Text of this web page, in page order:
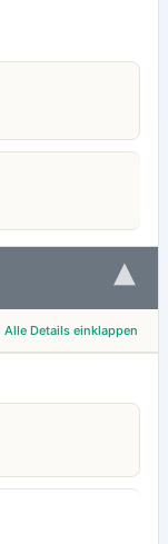
▾
Alle Details einklappen